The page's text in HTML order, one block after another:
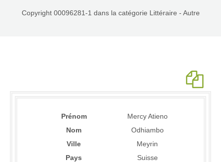
Copyright 00096281-1 dans la catégorie Littéraire - Autre
Prénom
Mercy Atieno
Nom
Odhiambo
Ville
Meyrin
Pays
Suisse